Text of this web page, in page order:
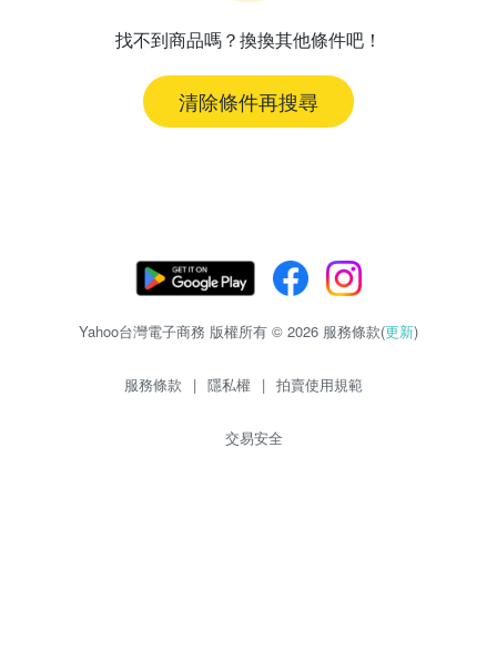
找不到商品嗎？換換其他條件吧！
清除條件再搜尋
Yahoo台灣電子商務 版權所有 © 2026 服務條款(更新)
服務條款 | 隱私權 | 拍賣使用規範
交易安全